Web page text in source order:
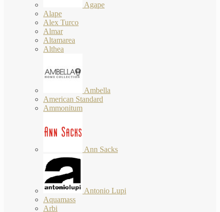
Agape
Alape
Alex Turco
Almar
Altamarea
Althea
Ambella
American Standard
Ammonitum
Ann Sacks
Antonio Lupi
Aquamass
Arbi